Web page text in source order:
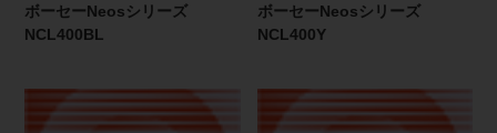
ボーセーNeosシリーズ
NCL400BL
ボーセーNeosシリーズ
NCL400Y